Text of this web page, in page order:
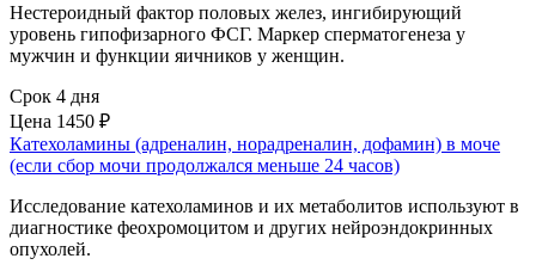
Нестероидный фактор половых желез, ингибирующий
уровень гипофизарного ФСГ. Маркер сперматогенеза у
мужчин и функции яичников у женщин.
Срок 4 дня
Цена 1450 ₽
Катехоламины (адреналин, норадреналин, дофамин) в моче
(если сбор мочи продолжался меньше 24 часов)
Исследование катехоламинов и их метаболитов используют в
диагностике феохромоцитом и других нейроэндокринных
опухолей.